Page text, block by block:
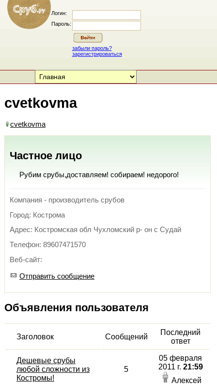
Логин:
Пароль:
забыли пароль?
зарегистрироваться
cvetkovma
cvetkovma
Частное лицо
Рубим срубы,доставляем! собираем! недорого!
Компания - производитель срубов
Город: Кострома
Адрес: Костромская обл Чухломский р- он с Судай
Телефон: 89607471570
Веб-сайт:
Отправить сообщение
Объявления пользователя
Заголовок Сообщений
Последний
ответ
Дешевые срубы
любой сложности из
Костромы!
5
05 февраля
2011 г. 21:59
Алексей